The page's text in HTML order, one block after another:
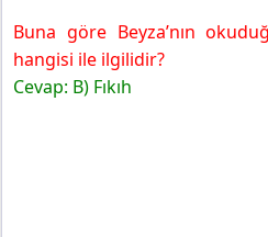
Buna göre Beyza’nın
hangisi ile ilgilidir?
Cevap: B) Fıkıh